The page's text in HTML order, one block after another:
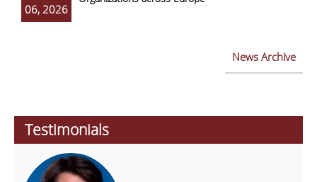
06, 2026
News Archive
Testimonials